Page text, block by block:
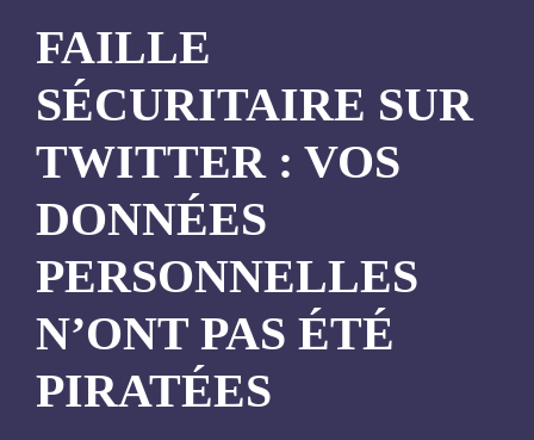
FAILLE
SÉCURITAIRE SUR
TWITTER : VOS
DONNÉES
PERSONNELLES
N’ONT PAS ÉTÉ
PIRATÉES